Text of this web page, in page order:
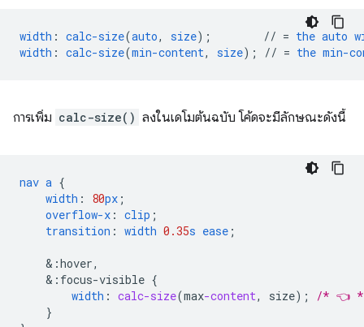
width : calc-size(auto, size); // = the auto
width : calc-size(min-content, size); // = the min-
การเพิ่ม calc-size() ลงในเดโมต้นฉบับ โค้ดจะมีลักษณะดังนี้
nav a {
width : 80px ;
overflow-x : clip ;
transition : width 0.35s ease ;
& :hover,
& :focus-visible {
width : calc-size(max-content, size);
/* 👈
}